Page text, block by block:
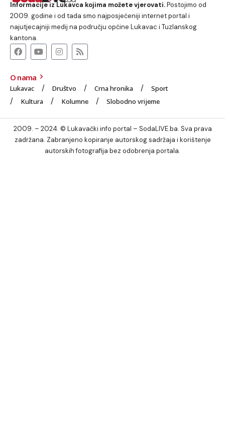
Informacije iz Lukavca kojima možete vjerovati.Postojimo od
2009. godine i od tada smo najposjećeniji internet portal i
najutjecajniji medij na području općine Lukavac i Tuzlanskog
kantona.
O nama
Lukavac Društvo Crna hronika
Sport
Kultura
Kolumne Slobodno vrijeme
2009. – 2024. © Lukavački info portal – SodaLIVE.ba. Sva prava
zadržana. Zabranjeno kopiranje autorskog sadržaja i korištenje
autorskih fotografija bez odobrenja portala.